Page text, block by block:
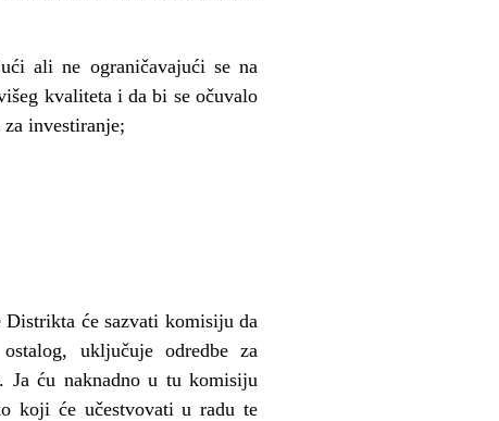
ali ne ograničavajući se na
kvaliteta i da bi se očuvalo
investiranje;
će sazvati komisiju da
uključuje odredbe za
Ja ću naknadno u tu komisiju
koji će učestvovati u radu te